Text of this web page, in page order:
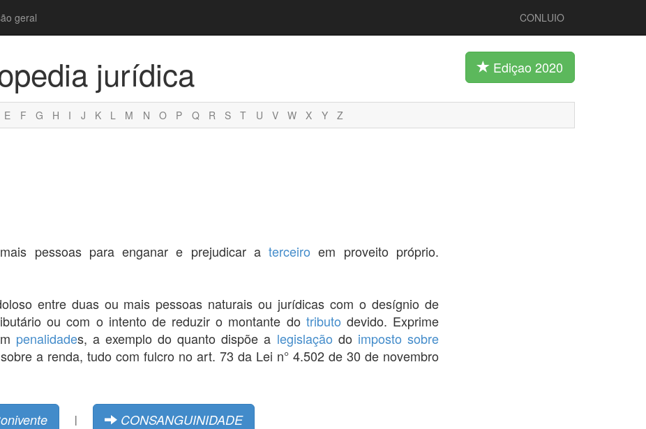
geral CONLUIO
jurídica Ediçao 2020
E F G H I J K L M N O P Q R S T U V W X Y Z
pessoas para enganar e prejudicar aterceiro em proveito próprio.
entre duas ou mais pessoas naturais ou jurídicas com o desígnio de
ou com o intento de reduzir o montante do tributo devido. Exprime
penalidades, a exemplo do quanto dispõe a legislação do imposto sobre
sobre a renda, tudo com fulcro no art. 73 da Lei n° 4.502 de 30 de novembro
| CONSANGUINIDADE